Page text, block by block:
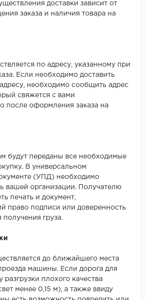
SPC Ideal Flooring
SPC Stronghold
TANTO
Veon
доставки зависит от
заказа и наличия товара на
по адресу, указанному при
Если необходимо доставить
необходимо сообщить адрес
свяжется с вами
после оформления заказа на
будут переданы все необходимые
В универсальном
(УПД) необходимо
вашей организации. Получателю
печать и документ,
право подписи или доверенность
груза.
до ближайшего места
машины. Если дорога для
разгрузки плохого качества
менее 0,15 м), а также ввиду